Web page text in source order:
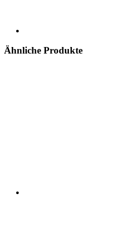
Ähnliche Produkte